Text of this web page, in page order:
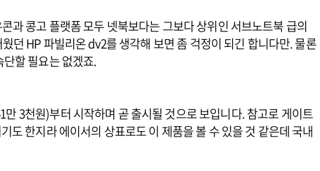
과 콩고 플랫폼 모두 넷북보다는 그보다 상위인 서브노트북 급의
던 HP 파빌리온 dv2를 생각해 보면 좀 걱정이 되긴 합니다만. 물론
할 필요는 없겠죠.
3천원)부터 시작하며 곧 출시될 것으로 보입니다. 참고로 게이트
도 한지라 에이서의 상표로도 이 제품을 볼 수 있을 것 같은데 국내